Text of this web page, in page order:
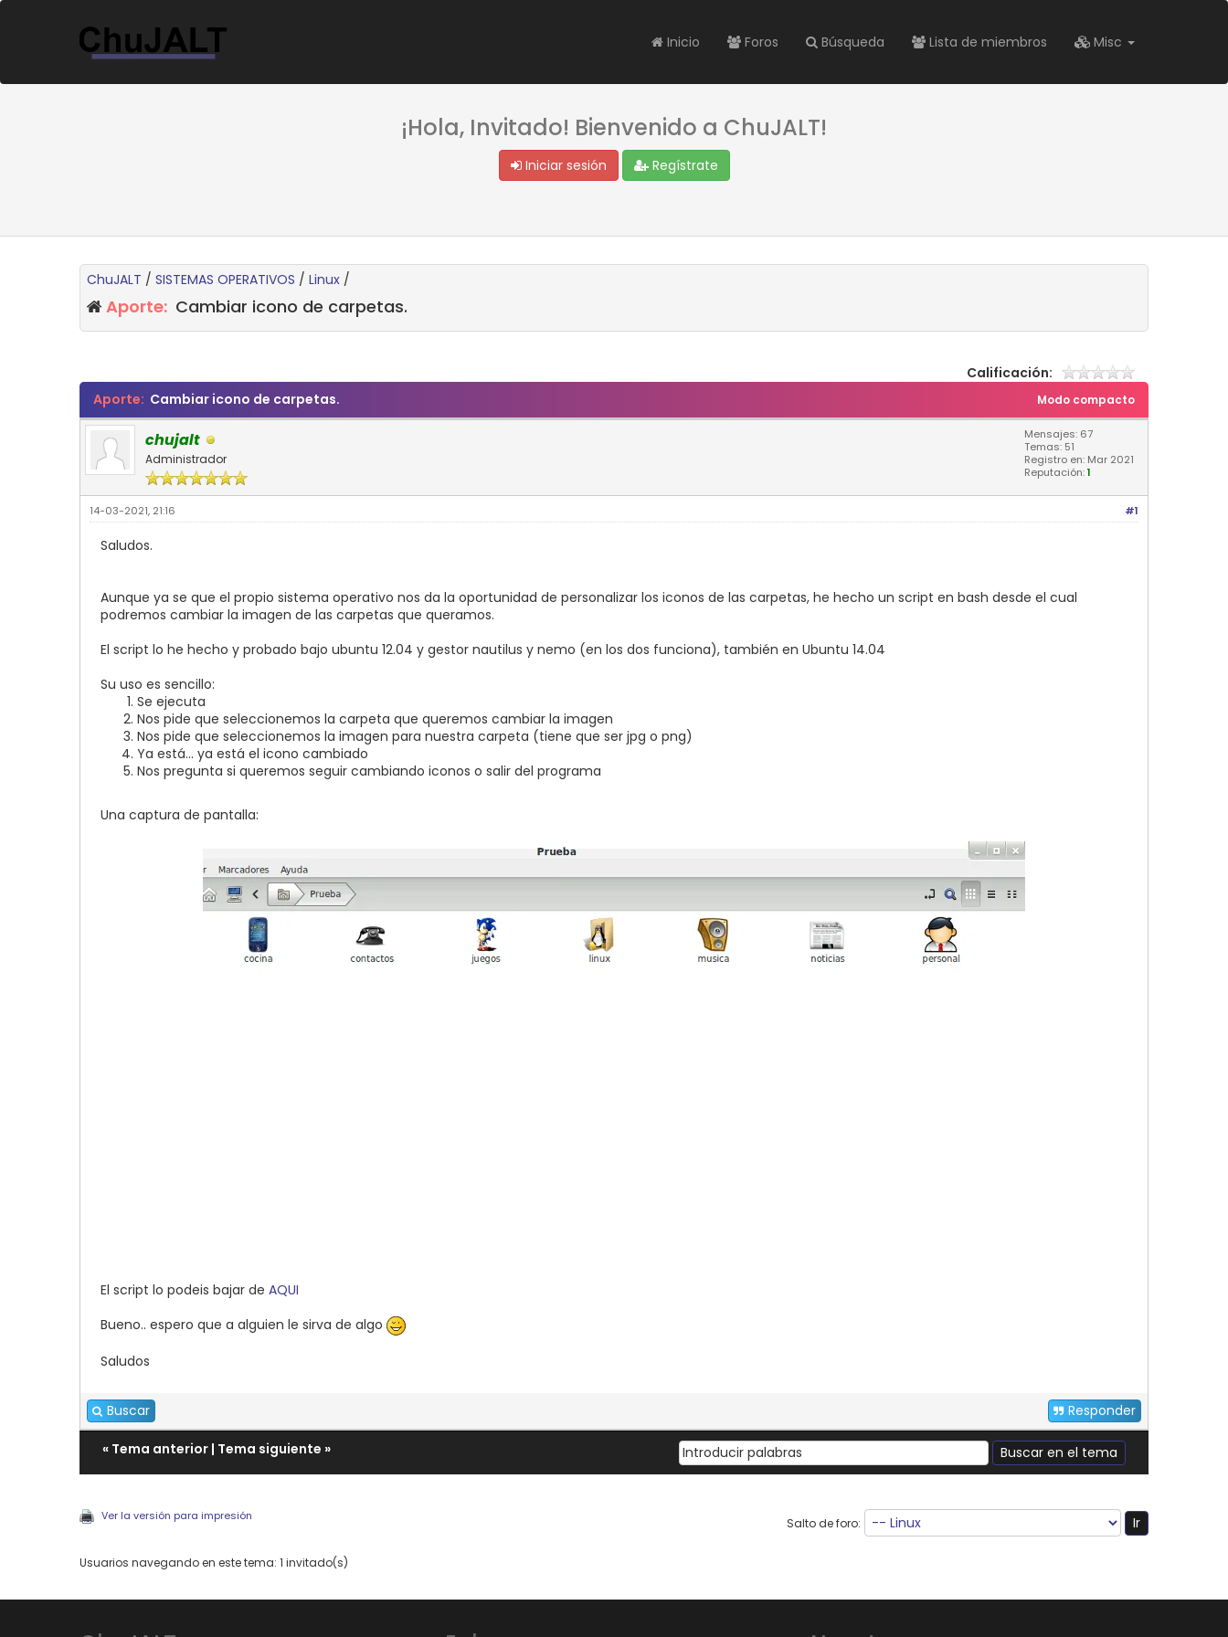
Inicio Foros Búsqueda Lista de miembros Misc
¡Hola, Invitado! Bienvenido a ChuJALT!
Iniciar sesión Regístrate
ChuJALT / SISTEMAS OPERATIVOS / Linux /
Aporte: Cambiar icono de carpetas.
Calificación:
Modo compacto
Aporte: Cambiar icono de carpetas.
chujalt
Administrador
Mensajes: 67
Temas: 51
Registro en: Mar 2021
Reputación:1
#1
14-03-2021, 21:16
Saludos.
Aunque ya se que el propio sistema operativo nos da la oportunidad de personalizar los iconos de las carpetas, he hecho un script en bash desde el cual
podremos cambiar la imagen de las carpetas que queramos.
El script lo he hecho y probado bajo ubuntu 12.04 y gestor nautilus y nemo (en los dos funciona), también en Ubuntu 14.04
Su uso es sencillo:
Se ejecuta
Nos pide que seleccionemos la carpeta que queremos cambiar la imagen
Nos pide que seleccionemos la imagen para nuestra carpeta (tiene que ser jpg o png)
Ya está... ya está el icono cambiado
Nos pregunta si queremos seguir cambiando iconos o salir del programa
Una captura de pantalla:
El script lo podeis bajar de AQUI
Bueno.. espero que a alguien le sirva de algo
Saludos
Buscar Responder
« Tema anterior | Tema siguiente »
Ver la versión para impresión Salto de foro:
Usuarios navegando en este tema: 1 invitado(s)